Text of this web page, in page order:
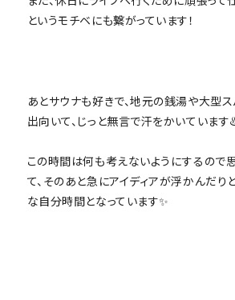
というモチベにも繋がっています！
あとサウナも好きで、地元の銭湯や大型
出向いて、じっと無言で汗をかいていま
この時間は何も考えないようにするので
て、そのあと急にアイディアが浮かんだり
な自分時間となっています✨